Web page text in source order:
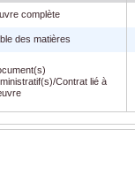
complète
des matières
Contrat lié à